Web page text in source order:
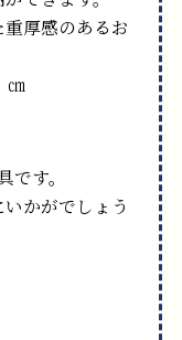
厚感のあるお
す。
かがでしょう